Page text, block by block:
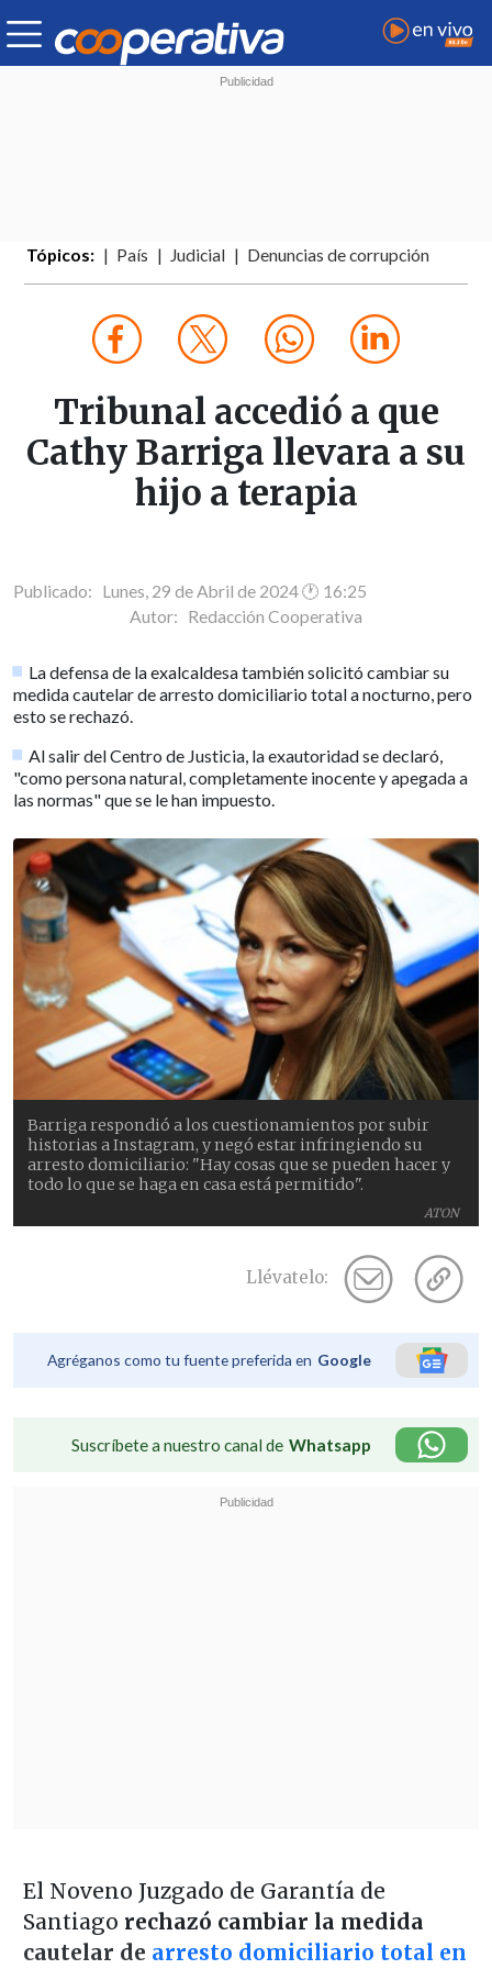
Tópicos: País Judicial Denuncias de corrupción
Tribunal accedió a que
Cathy Barriga llevara a su
hijo a terapia
Publicado: Lunes, 29 de Abril de 2024 🕐 16:25
Autor: Redacción Cooperativa
La defensa de la exalcaldesa también solicitó cambiar su
medida cautelar de arresto domiciliario total a nocturno, pero
esto se rechazó.
Al salir del Centro de Justicia, la exautoridad se declaró,
"como persona natural, completamente inocente y apegada a
las normas" que se le han impuesto.
ATON
Barriga respondió a los cuestionamientos por subir
historias a Instagram, y negó estar infringiendo su
arresto domiciliario: "Hay cosas que se pueden hacer y
todo lo que se haga en casa está permitido".
Llévatelo:
Agréganos como tu fuente preferida en Google
Suscríbete a nuestro canal de Whatsapp
El Noveno Juzgado de Garantía de
Santiago rechazó cambiar la medida
cautelar de arresto domiciliario total en